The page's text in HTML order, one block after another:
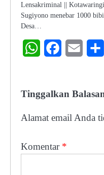
Lensakriminal ||
Sugiyono menebar 1000
Desa…
WhatsAppFacebookEmail
Tinggalkan
Alamat email Anda
Komentar *